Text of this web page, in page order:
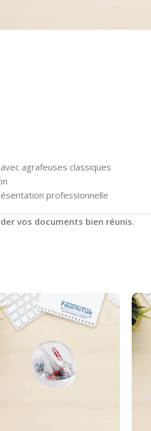
agrafeuses classiques
professionnelle
vos documents bien réunis.